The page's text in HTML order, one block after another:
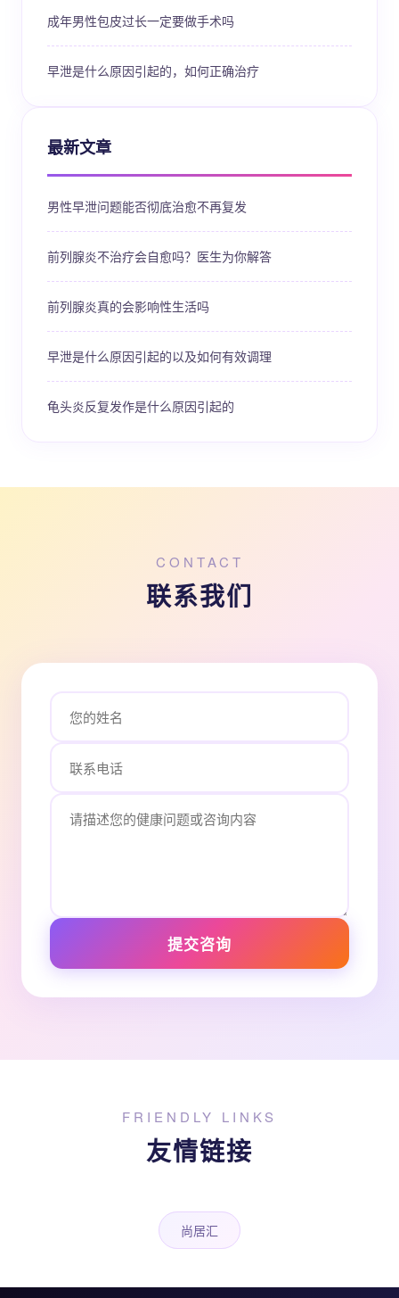
成年男性包皮过长一定要做手术吗
早泄是什么原因引起的，如何正确治疗
最新文章
男性早泄问题能否彻底治愈不再复发
前列腺炎不治疗会自愈吗？医生为你解答
前列腺炎真的会影响性生活吗
早泄是什么原因引起的以及如何有效调理
龟头炎反复发作是什么原因引起的
CONTACT
联系我们
提交咨询
FRIENDLY LINKS
友情链接
尚居汇